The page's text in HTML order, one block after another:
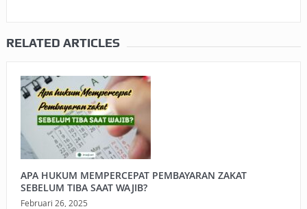
RELATED ARTICLES
APA HUKUM MEMPERCEPAT PEMBAYARAN ZAKAT
SEBELUM TIBA SAAT WAJIB?
Februari 26, 2025